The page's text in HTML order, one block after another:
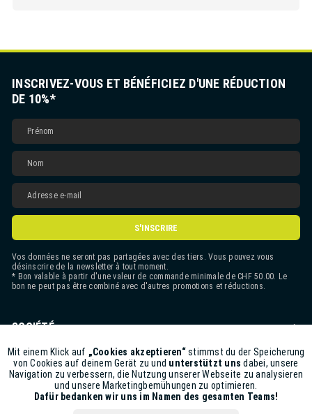
INSCRIVEZ-VOUS ET BÉNÉFICIEZ D'UNE RÉDUCTION
DE 10%*
S'INSCRIRE
Vos données ne seront pas partagées avec des tiers. Vous pouvez vous
désinscrire de la newsletter à tout moment.
* Bon valable à partir d'une valeur de commande minimale de CHF 50.00. Le
bon ne peut pas être combiné avec d'autres promotions et réductions.
SOCIÉTÉ
CONTACT
ASSISTANCE BOUTIQUE
INFORMATIONS
Funktionale Aktiv
Marketing Inaktiv
Mit einem Klick auf „Cookies akzeptieren“stimmst du der Speicherung
von Cookies auf deinem Gerät zu und unterstützt uns dabei, unsere
Navigation zu verbessern, die Nutzung unserer Webseite zu analysieren
und unsere Marketingbemühungen zu optimieren.
Dafür bedanken wir uns im Namen des gesamten Teams!